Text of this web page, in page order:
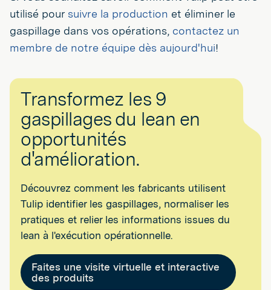
utilisé pour suivre la production et éliminer le
gaspillage dans vos opérations, contactez un
membre de notre équipe dès aujourd'hui!
Transformez les 9
gaspillages du lean en
opportunités
d'amélioration.
Découvrez comment les fabricants utilisent
Tulip identifier les gaspillages, normaliser les
pratiques et relier les informations issues du
lean à l'exécution opérationnelle.
Faites une visite virtuelle et interactive
des produits